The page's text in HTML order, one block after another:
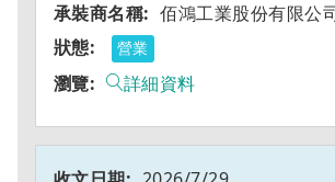
佰鴻工業股份有限公
營業
詳細資料